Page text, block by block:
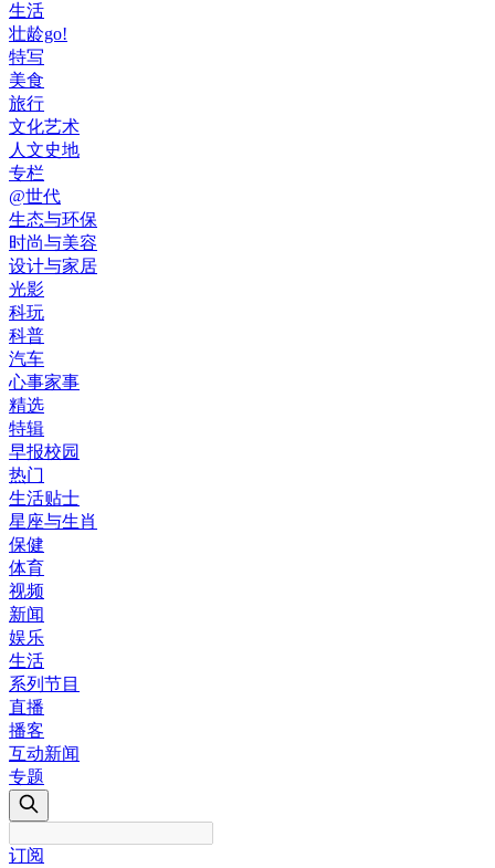
生活
壮龄go!
特写
美食
旅行
文化艺术
人文史地
专栏
@世代
生态与环保
时尚与美容
设计与家居
光影
科玩
科普
汽车
心事家事
精选
特辑
早报校园
热门
生活贴士
星座与生肖
保健
体育
视频
新闻
娱乐
生活
系列节目
直播
播客
互动新闻
专题
订阅